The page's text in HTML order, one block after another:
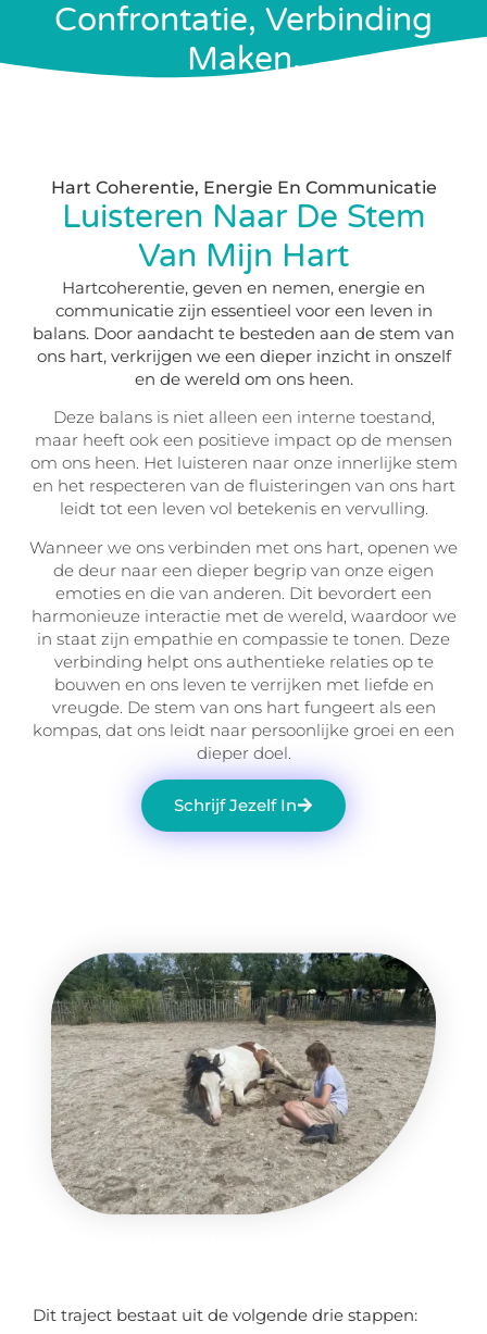
Confrontatie, Verbinding
Maken.
Hart Coherentie, Energie En Communicatie
Luisteren Naar De Stem
Van Mijn Hart
Hartcoherentie, geven en nemen, energie en
communicatie zijn essentieel voor een leven in
balans. Door aandacht te besteden aan de stem van
ons hart, verkrijgen we een dieper inzicht in onszelf
en de wereld om ons heen.
Deze balans is niet alleen een interne toestand,
maar heeft ook een positieve impact op de mensen
om ons heen. Het luisteren naar onze innerlijke stem
en het respecteren van de fluisteringen van ons hart
leidt tot een leven vol betekenis en vervulling.
Wanneer we ons verbinden met ons hart, openen we
de deur naar een dieper begrip van onze eigen
emoties en die van anderen. Dit bevordert een
harmonieuze interactie met de wereld, waardoor we
in staat zijn empathie en compassie te tonen. Deze
verbinding helpt ons authentieke relaties op te
bouwen en ons leven te verrijken met liefde en
vreugde. De stem van ons hart fungeert als een
kompas, dat ons leidt naar persoonlijke groei en een
dieper doel.
Schrijf Jezelf In
Dit traject bestaat uit de volgende drie stappen: